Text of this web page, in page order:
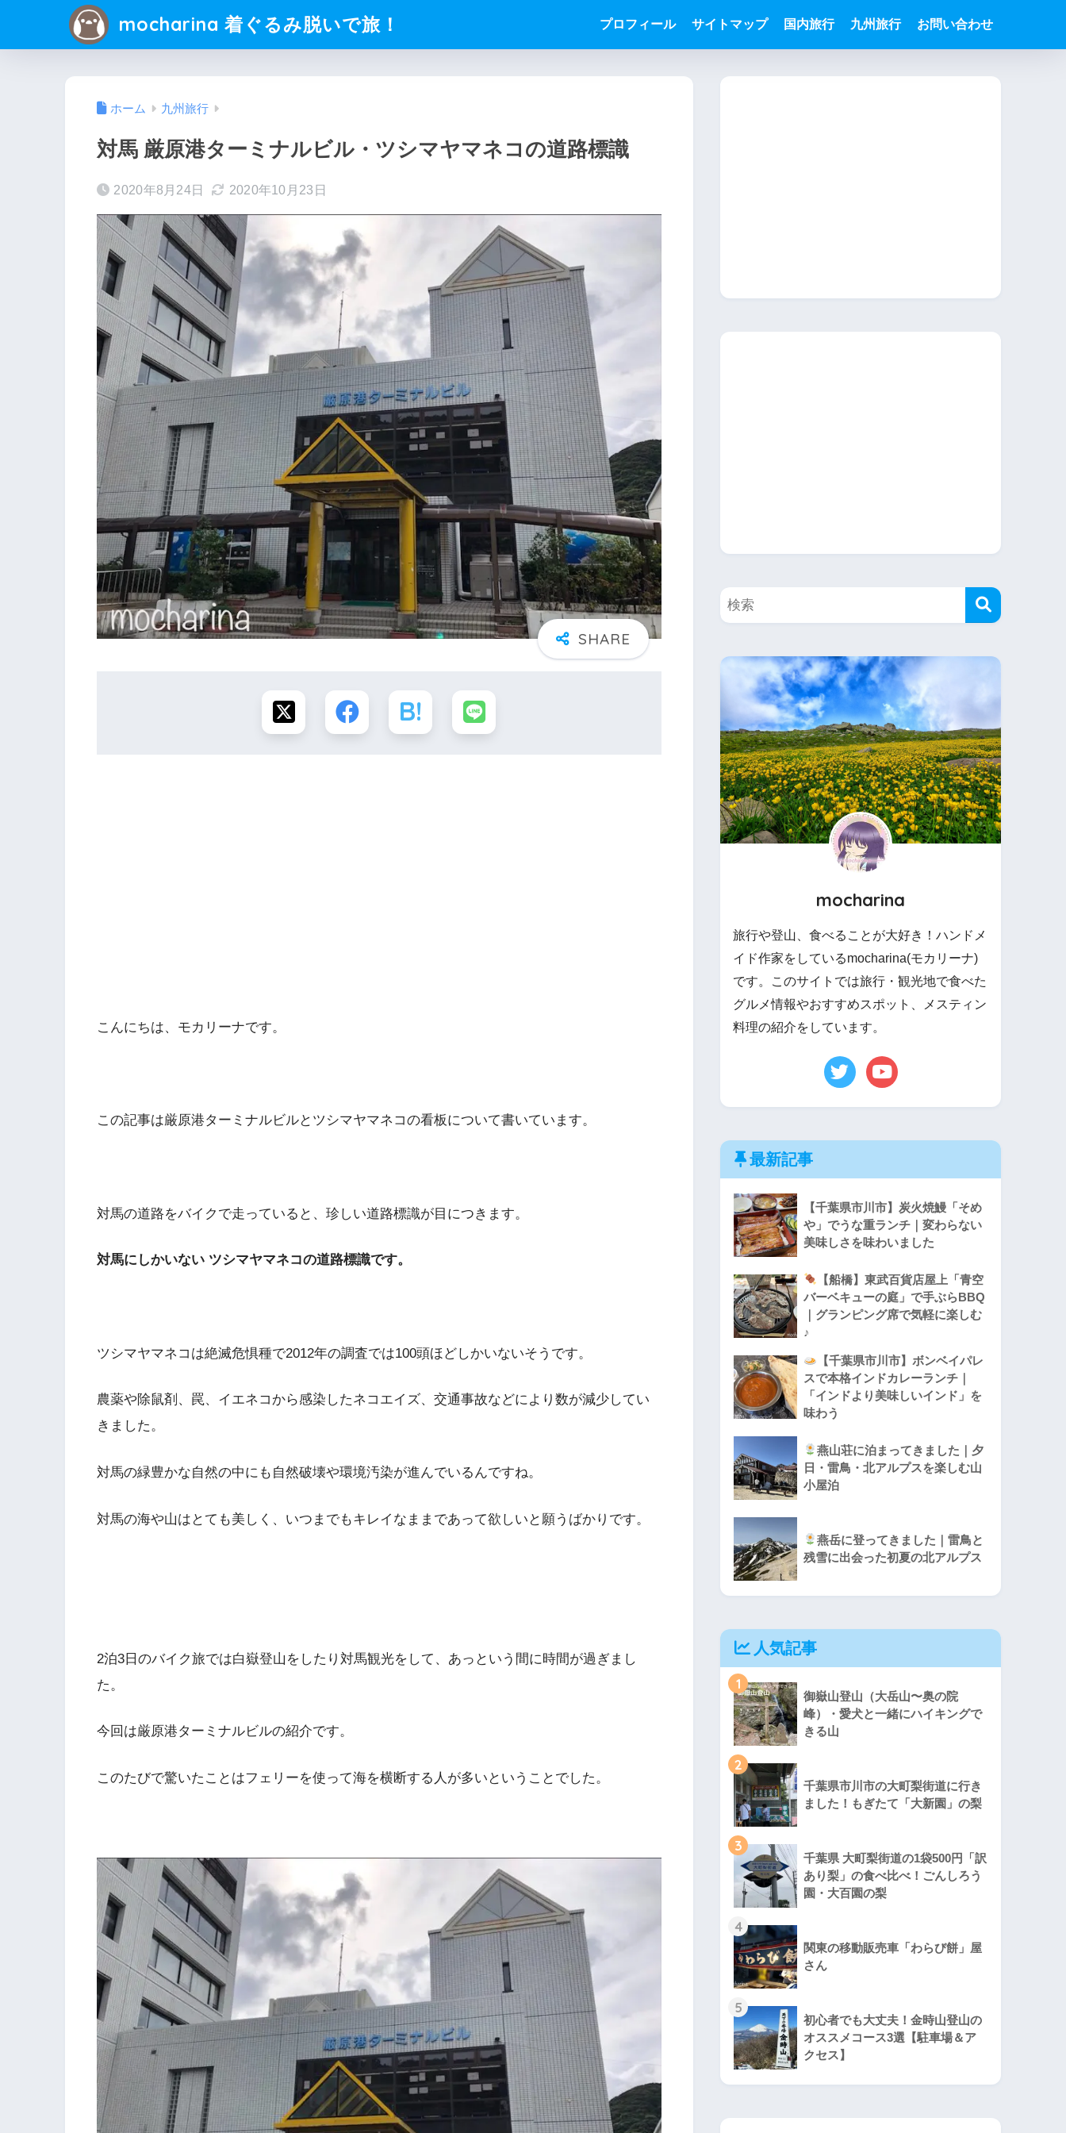
mocharina 着ぐるみ脱いで旅！ プロフィール サイトマップ 国内旅行 九州旅行 お問い合わせ
ホーム 九州旅行
対馬 厳原港ターミナルビル・ツシマヤマネコの道路標識
2020年8月24日 2020年10月23日
こんにちは、モカリーナです。
この記事は厳原港ターミナルビルとツシマヤマネコの看板について書いています。
対馬の道路をバイクで走っていると、珍しい道路標識が目につきます。
対馬にしかいない ツシマヤマネコの道路標識です。
ツシマヤマネコは絶滅危惧種で2012年の調査では100頭ほどしかいないそうです。
農薬や除鼠剤、罠、イエネコから感染したネコエイズ、交通事故などにより数が減少してい
きました。
対馬の緑豊かな自然の中にも自然破壊や環境汚染が進んでいるんですね。
対馬の海や山はとても美しく、いつまでもキレイなままであって欲しいと願うばかりです。
2泊3日のバイク旅では白嶽登山をしたり対馬観光をして、あっという間に時間が過ぎまし
た。
今回は厳原港ターミナルビルの紹介です。
このたびで驚いたことはフェリーを使って海を横断する人が多いということでした。
mocharina
旅行や登山、食べることが大好き！ハンドメ
イド作家をしているmocharina(モカリーナ)
です。このサイトでは旅行・観光地で食べた
グルメ情報やおすすめスポット、メスティン
料理の紹介をしています。
最新記事
【千葉県市川市】炭火焼鰻「そめ
や」でうな重ランチ｜変わらない
美味しさを味わいました
【船橋】東武百貨店屋上「青空
バーベキューの庭」で手ぶらBBQ
｜グランピング席で気軽に楽しむ
♪
【千葉県市川市】ボンベイパレ
スで本格インドカレーランチ｜
「インドより美味しいインド」を
味わう
燕山荘に泊まってきました｜夕
日・雷鳥・北アルプスを楽しむ山
小屋泊
燕岳に登ってきました｜雷鳥と
残雪に出会った初夏の北アルプス
人気記事
1
御嶽山登山（大岳山〜奥の院
峰）・愛犬と一緒にハイキングで
きる山
2
千葉県市川市の大町梨街道に行き
ました！もぎたて「大新園」の梨
3
千葉県 大町梨街道の1袋500円「訳
あり梨」の食べ比べ！ごんしろう
園・大百園の梨
4
関東の移動販売車「わらび餅」屋
さん
5
初心者でも大丈夫！金時山登山の
オススメコース3選【駐車場＆ア
クセス】